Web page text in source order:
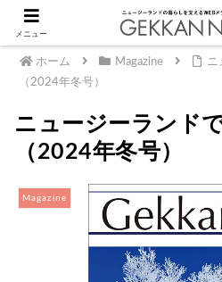
ホーム Magazine
ニ
（2024年冬号）
ニュージーランド
（2024年冬号）
Magazine
メニュー